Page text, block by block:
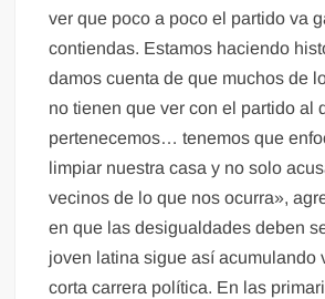
ver que poco a poco el partido va
contiendas. Estamos haciendo
damos cuenta de que muchos de
no tienen que ver con el partido al
pertenecemos… tenemos que
limpiar nuestra casa y no solo
vecinos de lo que nos ocurra»,
en que las desigualdades deben
joven latina sigue así acumulando
corta carrera política. En las